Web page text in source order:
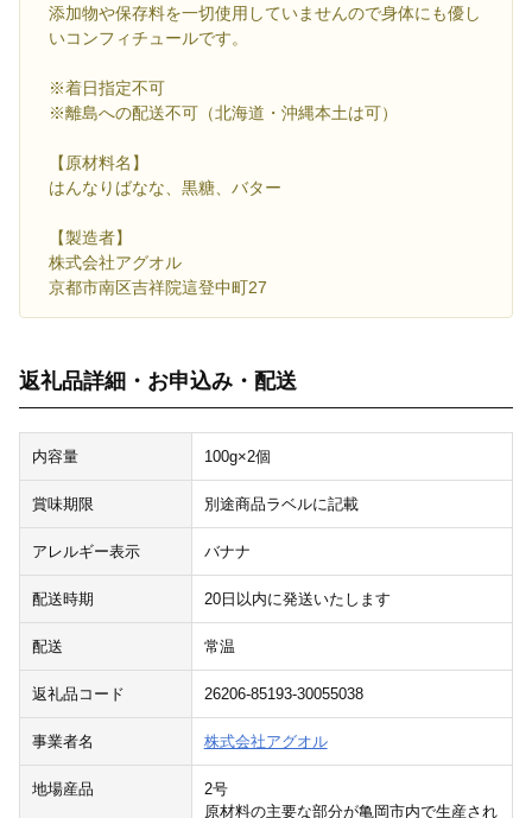
添加物や保存料を一切使用していませんので身体にも優し
いコンフィチュールです。
※着日指定不可
※離島への配送不可（北海道・沖縄本土は可）
【原材料名】
はんなりばなな、黒糖、バター
【製造者】
株式会社アグオル
京都市南区吉祥院這登中町27
返礼品詳細・お申込み・配送
内容量 100g×2個
賞味期限 別途商品ラベルに記載
アレルギー表示 バナナ
配送時期 20日以内に発送いたします
配送 常温
返礼品コード 26206-85193-30055038
事業者名 株式会社アグオル
地場産品
2号
原材料の主要な部分が亀岡市内で生産され